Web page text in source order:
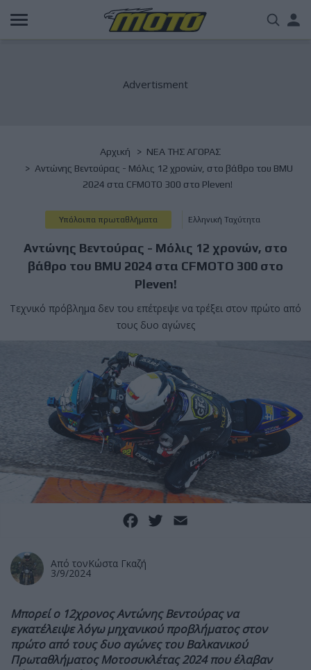
Παράκαμψη
προς
Breadcrumb
Αρχική
NΕΑ ΤΗΣ ΑΓΟΡΑΣ
Αντώνης Βεντούρας - Μόλις 12 χρονών, στο βάθρο του BMU
2024 στα CFMOTO 300 στο Pleven!
Υπόλοιπα πρωταθλήματα Ελληνική Ταχύτητα
Αντώνης Βεντούρας - Μόλις 12 χρονών, στο
βάθρο του BMU 2024 στα CFMOTO 300 στο
Pleven!
Τεχνικό πρόβλημα δεν του επέτρεψε να τρέξει στον πρώτο από
τους δυο αγώνες
Facebook
Twitter
Από τονΚώστα Γκαζή
3/9/2024
Μπορεί ο 12χρονος Αντώνης Βεντούρας να
εγκατέλειψε λόγω μηχανικού προβλήματος στον
πρώτο από τους δυο αγώνες του Βαλκανικού
Πρωταθλήματος Μοτοσυκλέτας 2024 που έλαβαν